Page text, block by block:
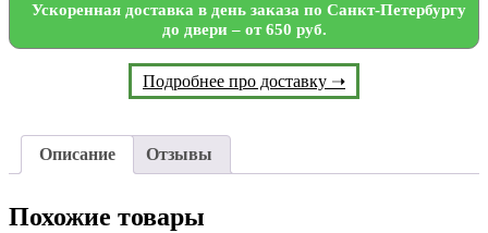
Ускоренная доставка в день заказа по Санкт-Петербургу
до двери – от 650 руб.
Подробнее про доставку ➝
Описание Отзывы
Похожие товары